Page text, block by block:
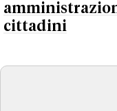
cittadini